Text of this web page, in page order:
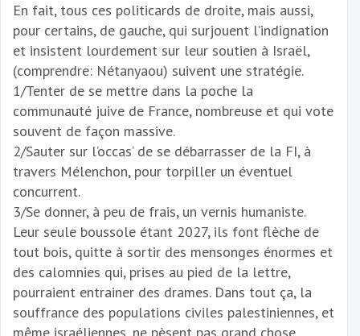
En fait, tous ces politicards de droite, mais aussi,
pour certains, de gauche, qui surjouent l’indignation
et insistent lourdement sur leur soutien à Israël,
(comprendre: Nétanyaou) suivent une stratégie.
1/Tenter de se mettre dans la poche la
communauté juive de France, nombreuse et qui vote
souvent de façon massive.
2/Sauter sur l’occas’ de se débarrasser de la FI, à
travers Mélenchon, pour torpiller un éventuel
concurrent.
3/Se donner, à peu de frais, un vernis humaniste.
Leur seule boussole étant 2027, ils font flèche de
tout bois, quitte à sortir des mensonges énormes et
des calomnies qui, prises au pied de la lettre,
pourraient entrainer des drames. Dans tout ça, la
souffrance des populations civiles palestiniennes, et